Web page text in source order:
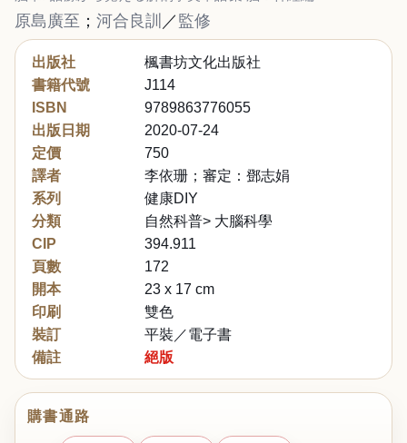
原島廣至 ； 河合良訓 ／ 監修
出版社
楓書坊文化出版社
書籍代號
J114
ISBN
9789863776055
出版日期
2020-07-24
定價
750
譯者
李依珊；審定：鄧志娟
系列
健康DIY
分類
自然科普> 大腦科學
CIP
394.911
頁數
172
開本
23 x 17 cm
印刷
雙色
裝訂
平裝／電子書
備註
絕版
購書通路